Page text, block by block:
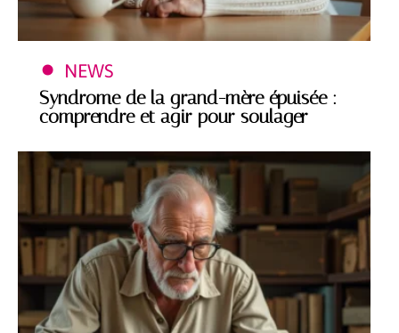
NEWS
Syndrome de la grand-mère épuisée :
comprendre et agir pour soulager